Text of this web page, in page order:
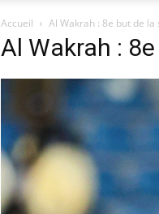
Accueil Al Wakrah : 8e but de
Al Wakrah :